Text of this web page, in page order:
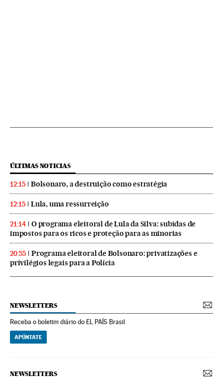
ÚLTIMAS NOTICIAS
12:15 Bolsonaro, a destruição como estratégia
12:15 Lula, uma ressurreição
21:14
O programa eleitoral de Lula da Silva: subidas de
impostos para os ricos e proteção para as minorias
20:55
Programa eleitoral de Bolsonaro: privatizações e
privilégios legais para a Polícia
NEWSLETTERS
Receba o boletim diário do EL PAÍS Brasil
APÚNTATE
NEWSLETTERS